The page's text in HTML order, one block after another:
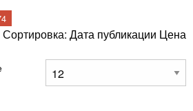
Сортировка: Дата публикации Цена